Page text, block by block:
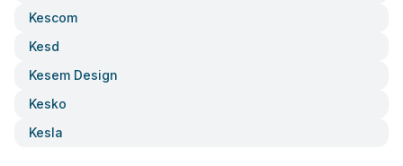
Kescom
Kesd
Kesem Design
Kesko
Kesla